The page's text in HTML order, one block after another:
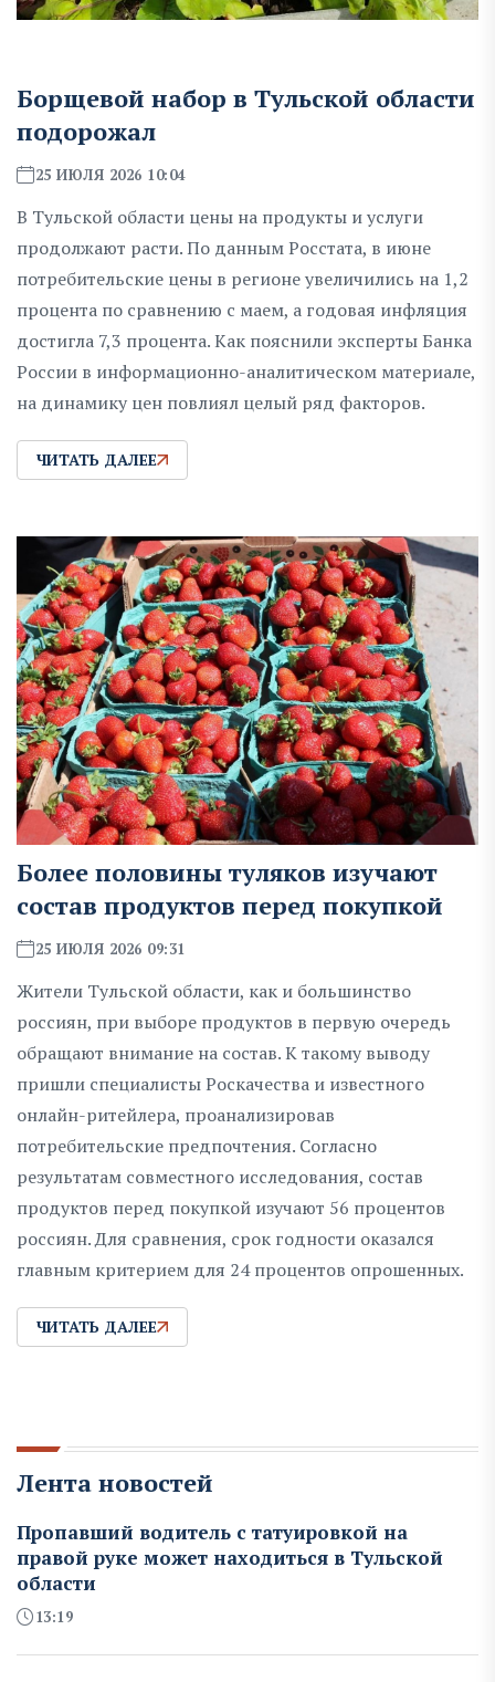
Борщевой набор в Тульской области
подорожал
25 ИЮЛЯ 2026 10:04
В Тульской области цены на продукты и услуги
продолжают расти. По данным Росстата, в июне
потребительские цены в регионе увеличились на 1,2
процента по сравнению с маем, а годовая инфляция
достигла 7,3 процента. Как пояснили эксперты Банка
России в информационно-аналитическом материале,
на динамику цен повлиял целый ряд факторов.
ЧИТАТЬ ДАЛЕЕ
Более половины туляков изучают
состав продуктов перед покупкой
25 ИЮЛЯ 2026 09:31
Жители Тульской области, как и большинство
россиян, при выборе продуктов в первую очередь
обращают внимание на состав. К такому выводу
пришли специалисты Роскачества и известного
онлайн-ритейлера, проанализировав
потребительские предпочтения. Согласно
результатам совместного исследования, состав
продуктов перед покупкой изучают 56 процентов
россиян. Для сравнения, срок годности оказался
главным критерием для 24 процентов опрошенных.
ЧИТАТЬ ДАЛЕЕ
Лента новостей
Пропавший водитель с татуировкой на
правой руке может находиться в Тульской
области
13:19